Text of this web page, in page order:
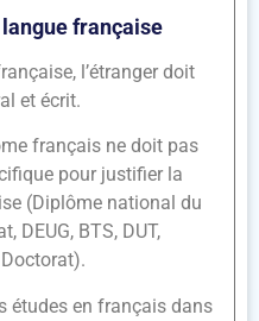
française
l’étranger doit
et écrit.
français ne doit pas
pour justifier la
(Diplôme national du
DEUG, BTS, DUT,
études en français dans